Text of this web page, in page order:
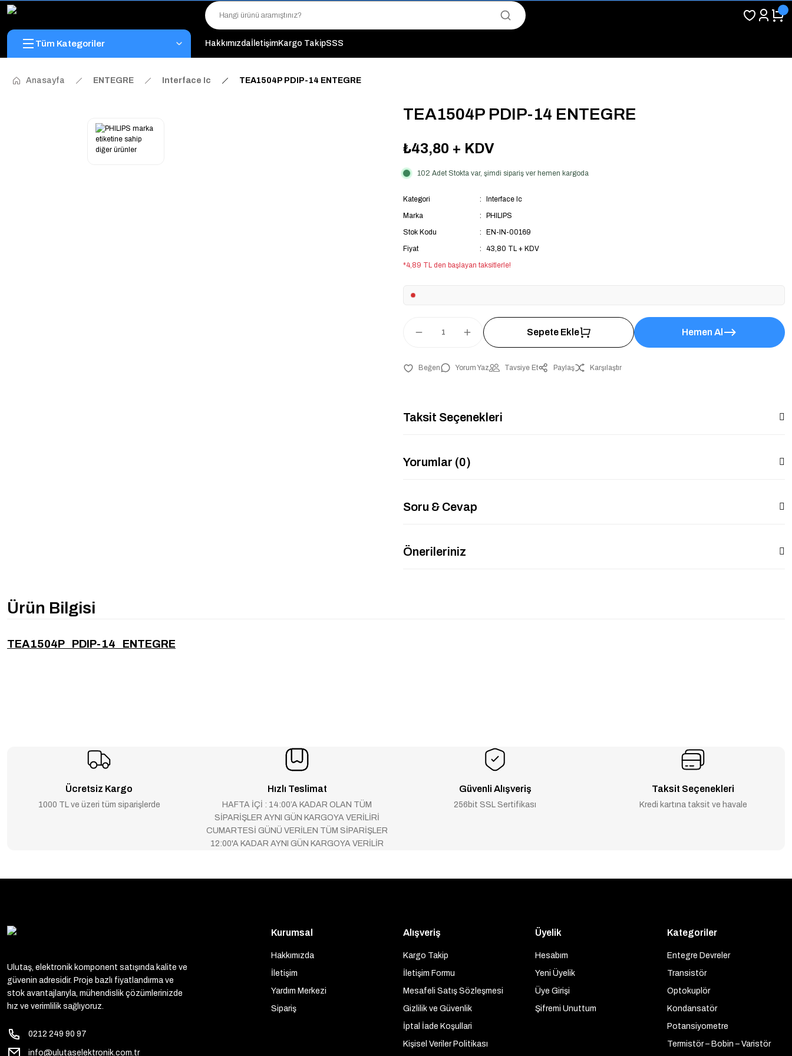
"Toptan Fiyatına Perakende Satış Avantajını Kaçırmayın!"
"Üyelere Özel: Stok Önceliği ve Proje Fiyatları."
Tüm Kategoriler HakkımızdaİletişimKargo TakipSSS
Anasayfa ENTEGRE Interface Ic TEA1504P PDIP-14 ENTEGRE
TEA1504P PDIP-14 ENTEGRE
₺43,80 + KDV
102 Adet Stokta var, şimdi sipariş ver hemen kargoda
Kategori
Interface Ic
Marka
PHILIPS
Stok Kodu
EN-IN-00169
Fiyat
43,80 TL + KDV
*4,89 TL den başlayan taksitlerle!
Sepete Ekle Hemen Al
Yorum Yaz Tavsiye Et Paylaş Karşılaştır
Taksit Seçenekleri
Yorumlar (0)
Soru & Cevap
Önerileriniz
Ürün Bilgisi
TEA1504P PDIP-14 ENTEGRE
Ücretsiz Kargo
1000 TL ve üzeri tüm siparişlerde
Hızlı Teslimat
HAFTA İÇİ : 14:00’A KADAR OLAN TÜM
SİPARİŞLER AYNI GÜN KARGOYA VERİLİRİ
CUMARTESİ GÜNÜ VERİLEN TÜM SİPARİŞLER
12:00'A KADAR AYNI GÜN KARGOYA VERİLİR
Güvenli Alışveriş
256bit SSL Sertifikası
Taksit Seçenekleri
Kredi kartına taksit ve havale
Ulutaş, elektronik komponent satışında kalite ve
güvenin adresidir. Proje bazlı fiyatlandırma ve
stok avantajlarıyla, mühendislik çözümlerinizde
hız ve verimlilik sağlıyoruz.
0212 249 90 97
info@ulutaselektronik.com.tr
Kurumsal
Hakkımızda
İletişim
Yardım Merkezi
Sipariş
Alışveriş
Kargo Takip
İletişim Formu
Mesafeli Satış Sözleşmesi
Gizlilik ve Güvenlik
İptal İade Koşullari
Kişisel Veriler Politikası
Üyelik
Hesabım
Yeni Üyelik
Üye Girişi
Şifremi Unuttum
Kategoriler
Entegre Devreler
Transistör
Optokuplör
Kondansatör
Potansiyometre
Termistör – Bobin – Varistör